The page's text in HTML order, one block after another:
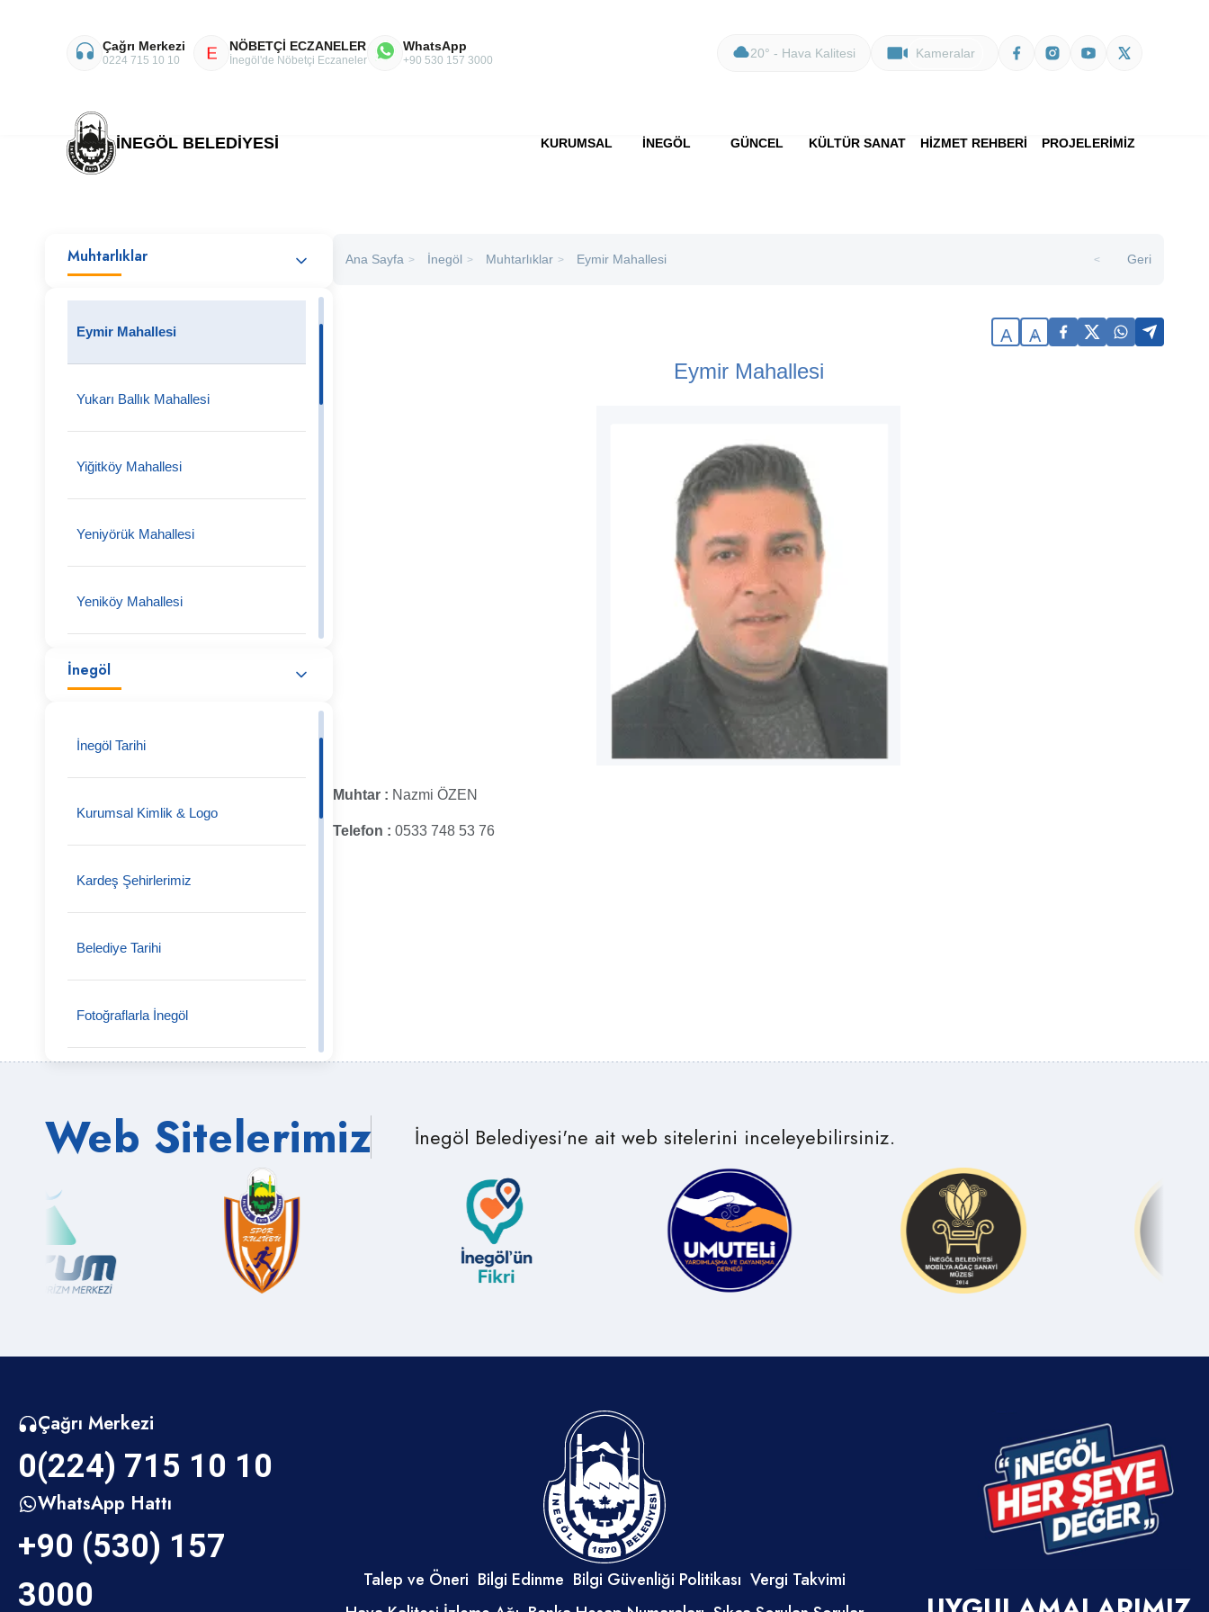
Çağrı Merkezi
0224 715 10 10 E NÖBETÇİ ECZANELER
İnegöl'de Nöbetçi Eczaneler
WhatsApp
+90 530 157 3000
20° - Hava Kalitesi Kameralar
İNEGÖL BELEDİYESİ KURUMSAL İNEGÖL GÜNCEL KÜLTÜR SANAT HİZMET REHBERİ PROJELERİMİZ
Muhtarlıklar
Eymir Mahallesi
Yukarı Ballık Mahallesi
Yiğitköy Mahallesi
Yeniyörük Mahallesi
Yeniköy Mahallesi
Yeniceköy Mahallesi
Tüfekçikonak Mahallesi
Tahtaköprü Mahallesi
Şehitler Mahallesi
Sülüklügöl Mahallesi
Sungurpaşa Mahallesi
Sultaniye Mahallesi
Sulhiye Mahallesi
İnegöl
İnegöl Tarihi
Kurumsal Kimlik & Logo
Kardeş Şehirlerimiz
Belediye Tarihi
Fotoğraflarla İnegöl
Semt Pazarları
Muhtarlıklar
Sayılarla İnegöl
Kamu Kurumları
İnegölde Gezilecek Yerler
Ana Sayfa > İnegöl > Muhtarlıklar > Eymir Mahallesi > Geri
A A
Eymir Mahallesi
Muhtar : Nazmi ÖZEN
Telefon : 0533 748 53 76
Web Sitelerimiz İnegöl Belediyesi'ne ait web sitelerini inceleyebilirsiniz.
Çağrı Merkezi
0(224) 715 10 10
WhatsApp Hattı
+90 (530) 157
3000
Talep ve Öneri Bilgi Edinme Bilgi Güvenliği Politikası Vergi Takvimi